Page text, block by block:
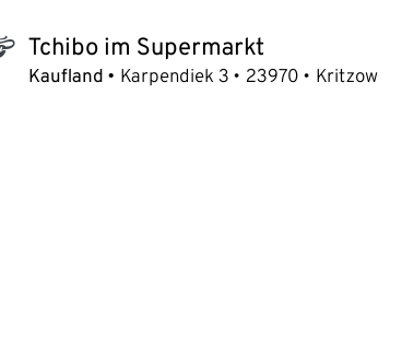
Tchibo im Supermarkt
Kaufland Karpendiek 3 23970 Kritzow